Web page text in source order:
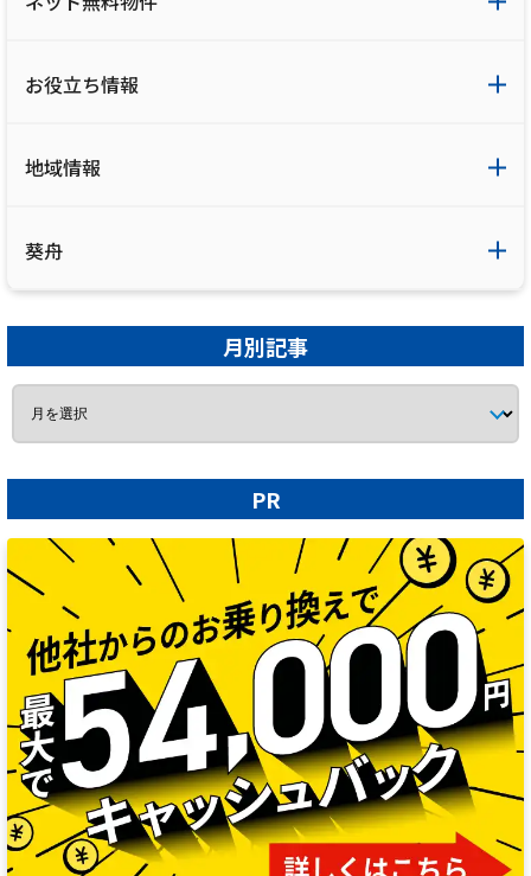
お役立ち情報
地域情報
葵舟
月別記事
PR